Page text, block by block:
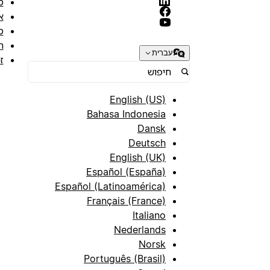
עברית
English (US)
Bahasa Indonesia
Dansk
Deutsch
English (UK)
Español (España)
Español (Latinoamérica)
Français (France)
Italiano
Nederlands
Norsk
Português (Brasil)